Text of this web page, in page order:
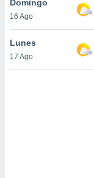
el sitio
ni para
o
Domingo
16 Ago
Lunes
17 Ago